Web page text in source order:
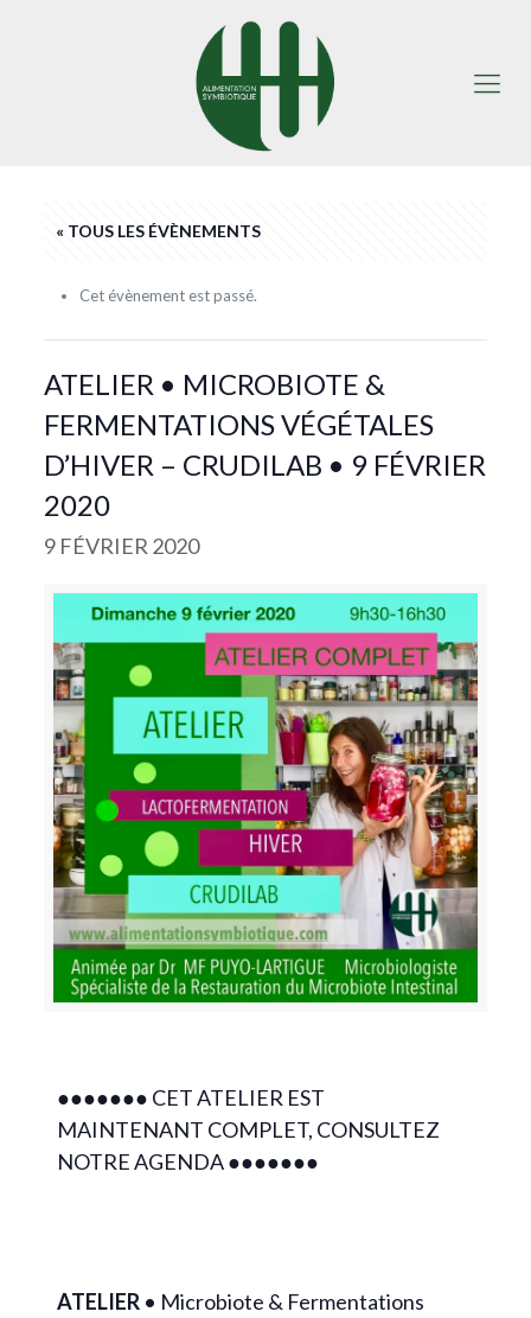
« TOUS LES ÉVÈNEMENTS
Cet évènement est passé.
ATELIER • MICROBIOTE &
FERMENTATIONS VÉGÉTALES
D’HIVER – CRUDILAB • 9 FÉVRIER
2020
9 FÉVRIER 2020
●●●●●●● CET ATELIER EST
MAINTENANT COMPLET, CONSULTEZ
NOTRE AGENDA ●●●●●●●
ATELIER• Microbiote & Fermentations